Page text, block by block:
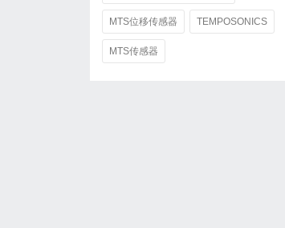
MTS位移传感器 TEMPOSONICS
MTS传感器